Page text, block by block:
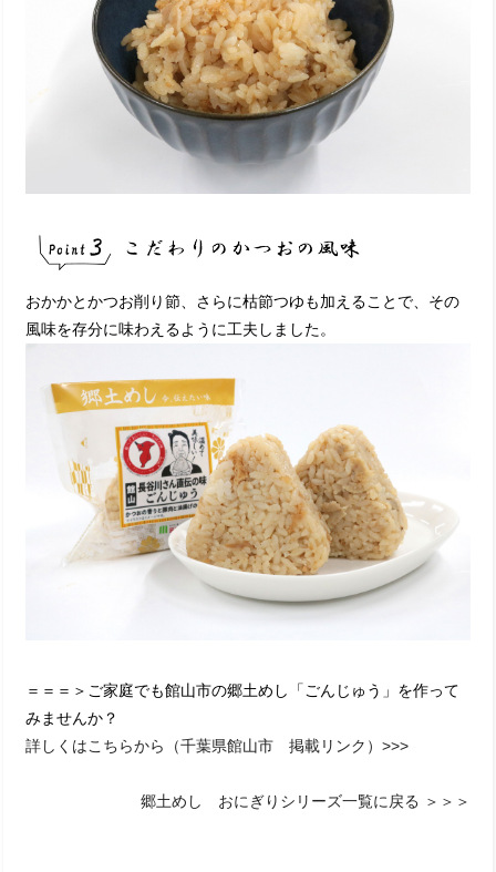
おかかとかつお削り節、さらに枯節つゆも加えることで、その
風味を存分に味わえるように工夫しました。
＝＝＝＞ご家庭でも館山市の郷土めし「ごんじゅう」を作って
みませんか？
詳しくはこちらから（千葉県館山市 掲載リンク）>>>
郷土めし おにぎりシリーズ一覧に戻る ＞＞＞